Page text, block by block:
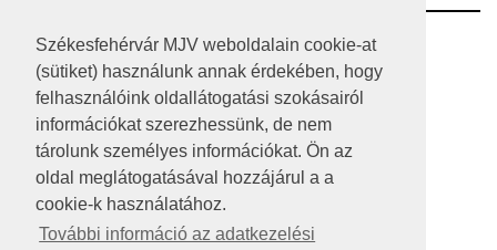
Székesfehérvár MJV weboldalain cookie-at
(sütiket) használunk annak érdekében, hogy
felhasználóink oldallátogatási szokásairól
információkat szerezhessünk, de nem
tárolunk személyes információkat. Ön az
oldal meglátogatásával hozzájárul a a
cookie-k használatához.
További információ az adatkezelési
RSS
A HONLAP 2017.03.31-I ÁLLAPOTA
JOGI NYILATKOZAT
IMPRESSZUM